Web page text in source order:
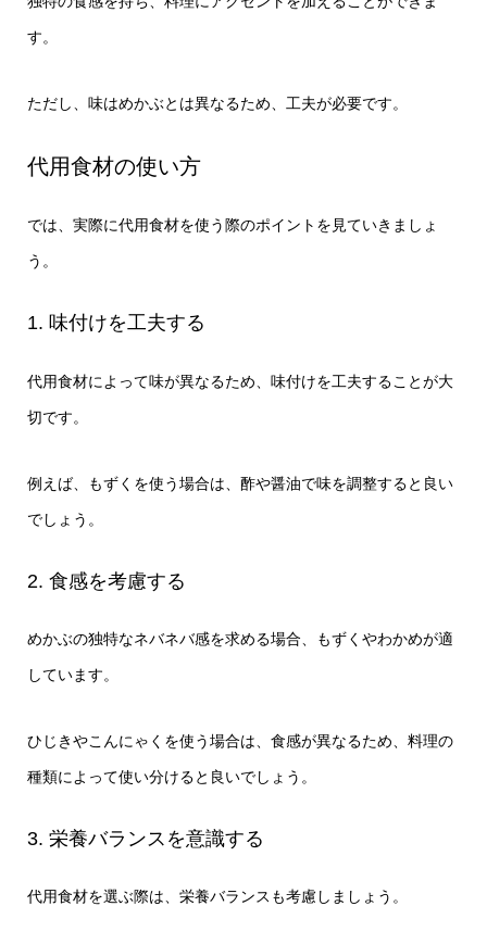
す。
ただし、味はめかぶとは異なるため、工夫が必要です。
代用食材の使い方
では、実際に代用食材を使う際のポイントを見ていきましょ
う。
1. 味付けを工夫する
代用食材によって味が異なるため、味付けを工夫することが大
切です。
例えば、もずくを使う場合は、酢や醤油で味を調整すると良い
でしょう。
2. 食感を考慮する
めかぶの独特なネバネバ感を求める場合、もずくやわかめが適
しています。
ひじきやこんにゃくを使う場合は、食感が異なるため、料理の
種類によって使い分けると良いでしょう。
3. 栄養バランスを意識する
代用食材を選ぶ際は、栄養バランスも考慮しましょう。